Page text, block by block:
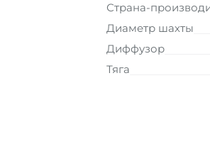
Страна-
Диаметр шахты
Диффузор
Тяга